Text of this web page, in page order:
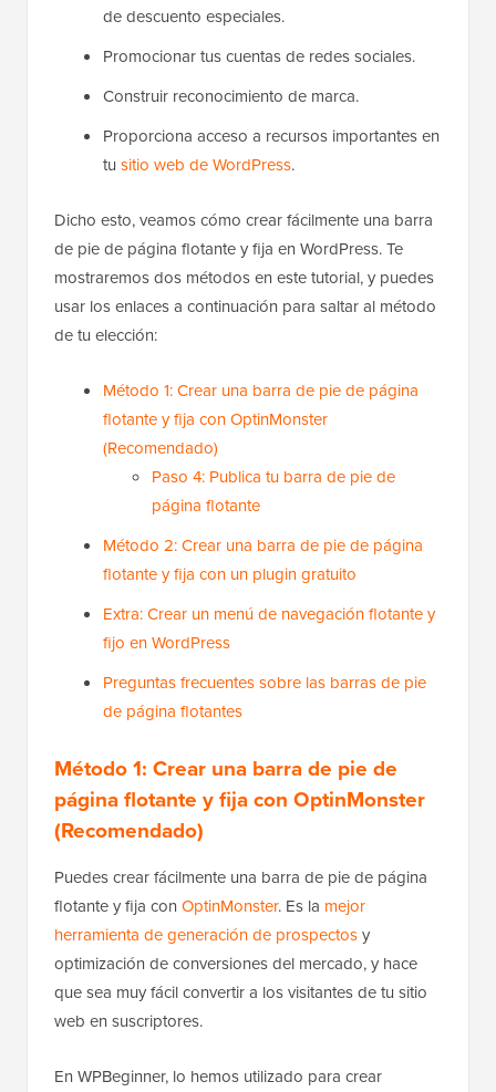
de descuento especiales.
Promocionar tus cuentas de redes sociales.
Construir reconocimiento de marca.
Proporciona acceso a recursos importantes en
tu sitio web de WordPress.
Dicho esto, veamos cómo crear fácilmente una barra
de pie de página flotante y fija en WordPress. Te
mostraremos dos métodos en este tutorial, y puedes
usar los enlaces a continuación para saltar al método
de tu elección:
Método 1: Crear una barra de pie de página
flotante y fija con OptinMonster
(Recomendado)
Paso 4: Publica tu barra de pie de
página flotante
Método 2: Crear una barra de pie de página
flotante y fija con un plugin gratuito
Extra: Crear un menú de navegación flotante y
fijo en WordPress
Preguntas frecuentes sobre las barras de pie
de página flotantes
Método 1: Crear una barra de pie de
página flotante y fija con OptinMonster
(Recomendado)
Puedes crear fácilmente una barra de pie de página
flotante y fija con OptinMonster. Es la mejor
herramienta de generación de prospectosy
optimización de conversiones del mercado, y hace
que sea muy fácil convertir a los visitantes de tu sitio
web en suscriptores.
En WPBeginner, lo hemos utilizado para crear